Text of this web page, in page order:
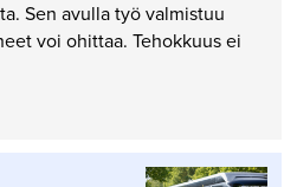
Sen avulla työ valmistuu
voi ohittaa. Tehokkuus ei